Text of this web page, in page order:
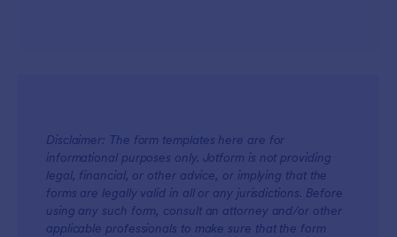
Disclaimer: The form templates here are for
informational purposes only. Jotform is not providing
legal, financial, or other advice, or implying that the
forms are legally valid in all or any jurisdictions. Before
using any such form, consult an attorney and/or other
applicable professionals to make sure that the form